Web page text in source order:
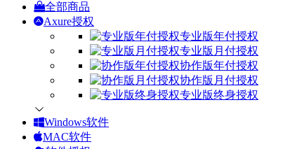
全部商品
Axure授权
专业版年付授权
专业版月付授权
协作版年付授权
协作版月付授权
专业版终身授权
Windows软件
MAC软件